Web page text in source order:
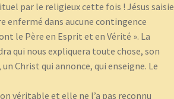
par le religieux cette fois ! Jésus saisie
enfermé dans aucune contingence
le Père en Esprit et en Vérité ». La
qui nous expliquera toute chose, son
Christ qui annonce, qui enseigne. Le
véritable et elle ne l’a pas reconnu